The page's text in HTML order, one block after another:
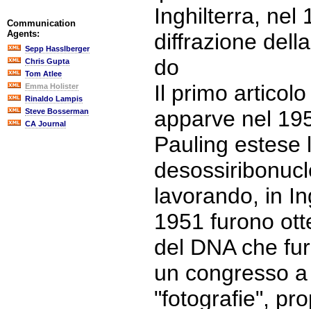
Communication
Agents:
Sepp Hasslberger
Chris Gupta
Tom Atlee
Emma Holister
Rinaldo Lampis
Steve Bosserman
CA Journal
Inghilterra, nel
diffrazione
do
Il primo
apparve nel
Pauling estese
lavorando, in
1951 furono
del DNA che
un congresso
"fotografie",